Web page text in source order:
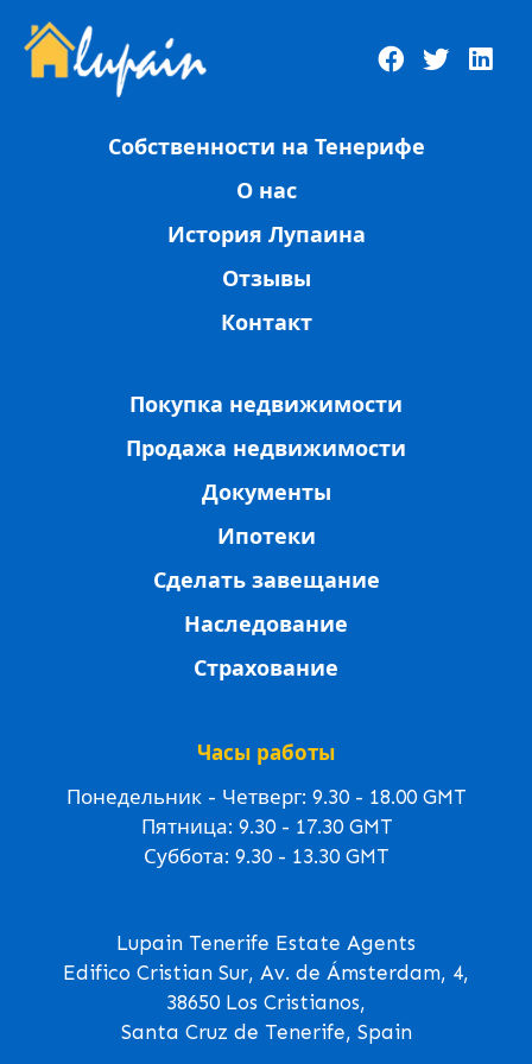
Собственности на Тенерифе
О нас
История Лупаина
Отзывы
Контакт
Покупка недвижимости
Продажа недвижимости
Документы
Ипотеки
Сделать завещание
Наследование
Страхование
Часы работы
Понедельник - Четверг: 9.30 - 18.00 GMT
Пятница: 9.30 - 17.30 GMT
Суббота: 9.30 - 13.30 GMT
Lupain Tenerife Estate Agents
Edifico Cristian Sur, Av. de Ámsterdam, 4,
38650 Los Cristianos,
Santa Cruz de Tenerife, Spain